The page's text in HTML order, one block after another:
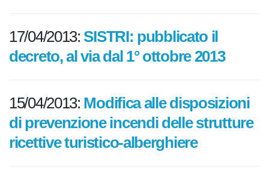
17/04/2013:SISTRI: pubblicato il
decreto, al via dal 1° ottobre 2013
15/04/2013:Modifica alle
disposizioni di prevenzione incendi
delle strutture ricettive turistico-